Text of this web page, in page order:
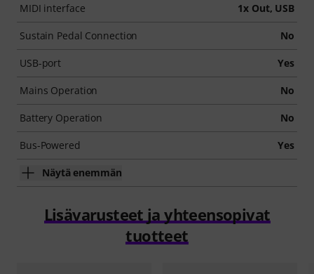
MIDI interface 1x Out, USB
Sustain Pedal Connection No
USB-port Yes
Mains Operation No
Battery Operation No
Bus-Powered Yes
Näytä enemmän
Lisävarusteet ja yhteensopivat
tuotteet